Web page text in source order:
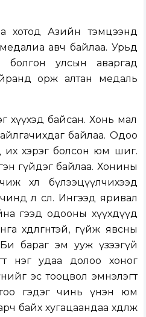
хотод Азийн тэмцээнд
авч байлаа. Урьд
улсын аваргад
орж алтан медаль
хүүхэд байсан. Хонь мал
байлаа. Одоо
их хэрэг болсон юм шиг.
гүйдэг байлаа. Хонины
хөлөө бүлээцүүлчихээд
л өслөө. Ингээд яривал
гээд одооны хүүхдүүд
хөдөлгөөнтэй, гүйж явсны
бараг эм ууж үзээгүй
нэг удаа долоо хоног
эс тооцвол эмнэлэгт
гэдэг чинь үнэн юм
байх хугацаандаа хөдөлж